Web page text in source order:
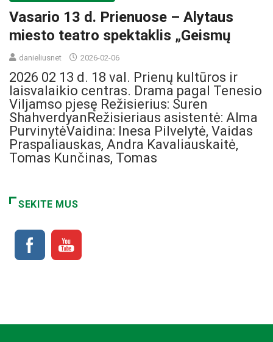
Vasario 13 d. Prienuose – Alytaus
miesto teatro spektaklis „Geismų
danieliusnet 2026-02-06
2026 02 13 d. 18 val. Prienų kultūros ir
laisvalaikio centras. Drama pagal Tenesio
Viljamso pjesę Režisierius: Suren
ShahverdyanRežisieriaus asistentė: Alma
PurvinytėVaidina: Inesa Pilvelytė, Vaidas
Praspaliauskas, Andra Kavaliauskaitė,
Tomas Kunčinas, Tomas
SEKITE MUS